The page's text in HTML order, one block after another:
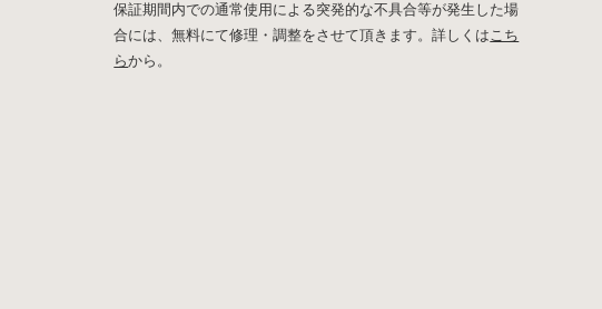
保証期間内での通常使用による突発的な不具合等が発生した場
合には、無料にて修理・調整をさせて頂きます。詳しくはこち
らから。